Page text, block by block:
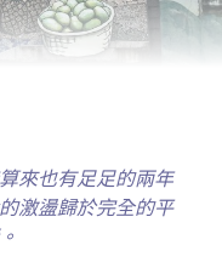
來也有足足的兩年
激盪歸於完全的平